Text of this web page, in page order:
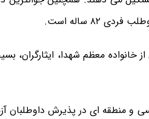
نفر از داوطلبان از خانواده معظم شهدا،
منطقه ای در پذیرش داوطلبان